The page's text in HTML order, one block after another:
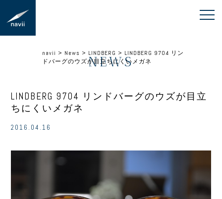
navii > News > LINDBERG > LINDBERG 9704 リン
ドバーグのウズが目立ちにくいメガネ
NEWS
LINDBERG 9704 リンドバーグのウズが目立
ちにくいメガネ
2016.04.16